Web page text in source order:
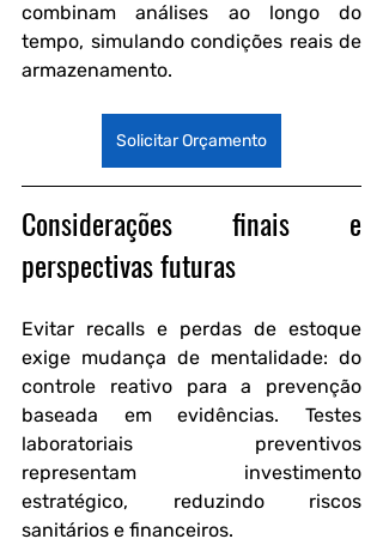
combinam análises ao longo do
tempo, simulando condições reais de
armazenamento.
Solicitar Orçamento
Considerações finais e
perspectivas futuras
Evitar recalls e perdas de estoque
exige mudança de mentalidade: do
controle reativo para a prevenção
baseada em evidências. Testes
laboratoriais preventivos
representam investimento
estratégico, reduzindo riscos
sanitários e financeiros.